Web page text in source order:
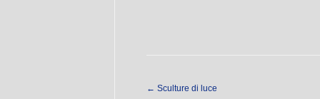
← Sculture di luce